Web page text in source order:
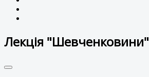
Лекція "Шевченковини"